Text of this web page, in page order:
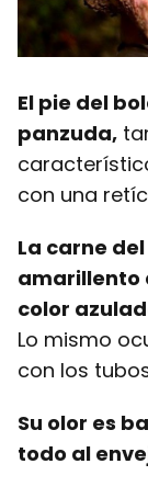
El pie del
panzuda,
con una
La carne
amarillento
color
Lo mismo
con los
Su olor es
todo al